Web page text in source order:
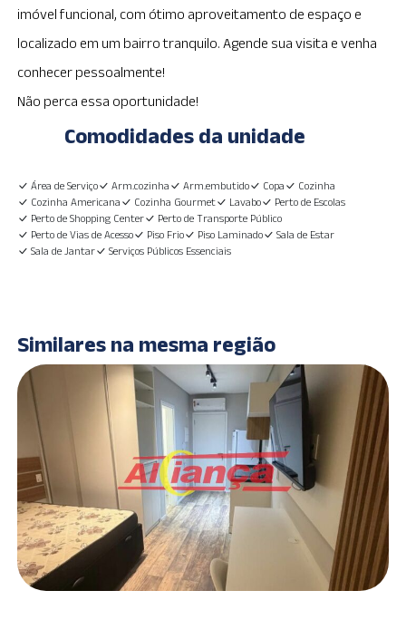
imóvel funcional, com ótimo aproveitamento de espaço e
localizado em um bairro tranquilo. Agende sua visita e venha
conhecer pessoalmente!
Não perca essa oportunidade!
Comodidades da unidade
Área de Serviço Arm.cozinha Arm.embutido Copa
Cozinha
Cozinha Americana
Cozinha Gourmet Lavabo
Perto de Escolas
Perto de Shopping Center
Perto de Transporte Público
Perto de Vias de Acesso
Piso Frio Piso Laminado
Sala de Estar
Sala de Jantar
Serviços Públicos Essenciais
Similares na mesma região